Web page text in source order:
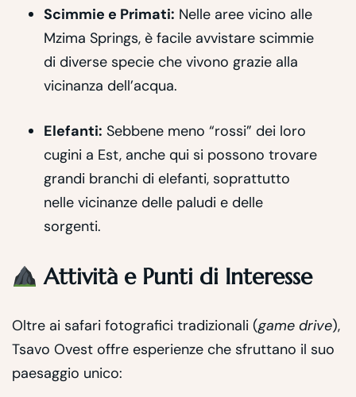
Scimmie e Primati: Nelle aree vicino alle
Mzima Springs, è facile avvistare scimmie
di diverse specie che vivono grazie alla
vicinanza dell’acqua.
Elefanti: Sebbene meno “rossi” dei loro
cugini a Est, anche qui si possono trovare
grandi branchi di elefanti, soprattutto
nelle vicinanze delle paludi e delle
sorgenti.
Attività e Punti di Interesse
Oltre ai safari fotografici tradizionali (game drive),
Tsavo Ovest offre esperienze che sfruttano il suo
paesaggio unico: